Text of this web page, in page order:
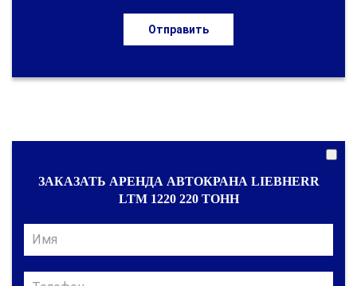
Отправить
ЗАКАЗАТЬ АРЕНДА АВТОКРАНА LIEBHERR
LTM 1220 220 ТОНН